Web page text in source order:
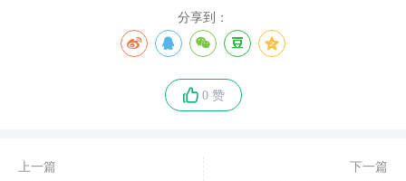
分享到：
0 赞
上一篇
下一篇